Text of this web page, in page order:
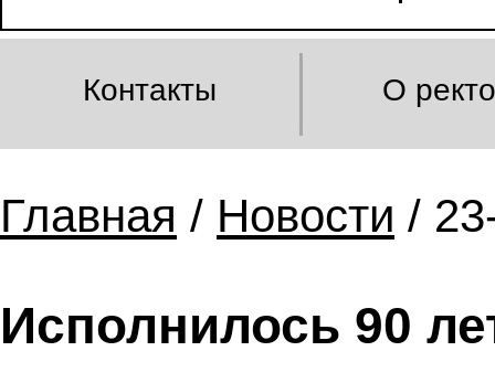
Контакты О
Главная / Новости /
Исполнилось 90